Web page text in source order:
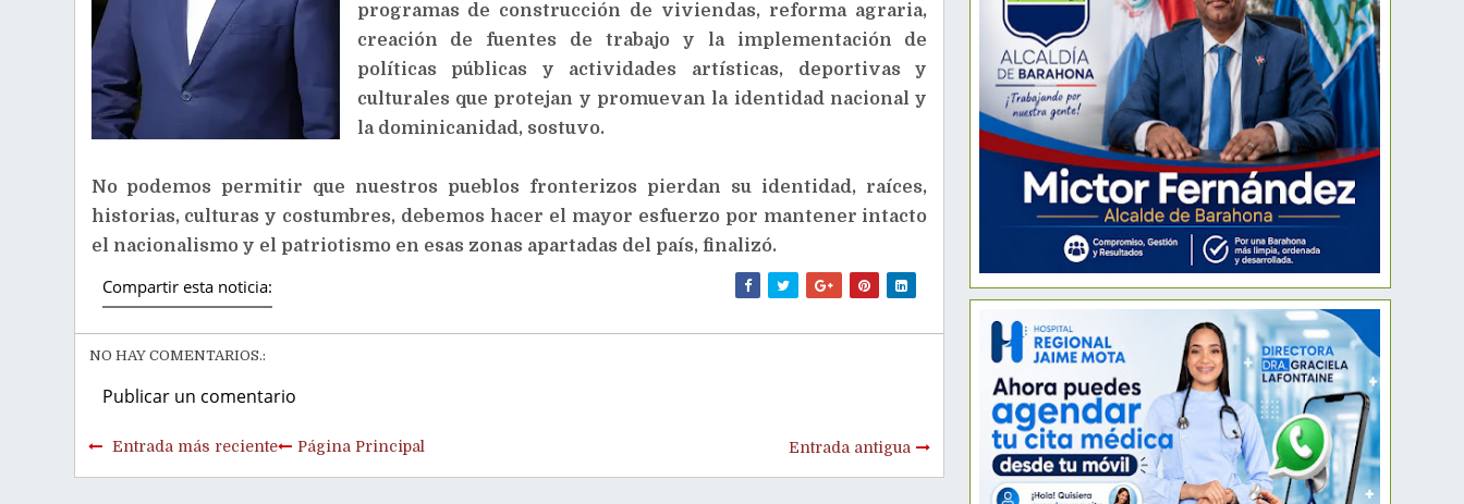
programas de construcción de viviendas, reforma agraria,
creación de fuentes de trabajo y la implementación de
políticas públicas y actividades artísticas, deportivas y
culturales que protejan y promuevan la identidad nacional y
la dominicanidad, sostuvo.
No podemos permitir que nuestros pueblos fronterizos pierdan su identidad, raíces,
historias, culturas y costumbres, debemos hacer el mayor esfuerzo por mantener intacto
el nacionalismo y el patriotismo en esas zonas apartadas del país, finalizó.
Compartir esta noticia:
NO HAY COMENTARIOS.:
Publicar un comentario
Entrada más reciente Entrada antigua
Página Principal